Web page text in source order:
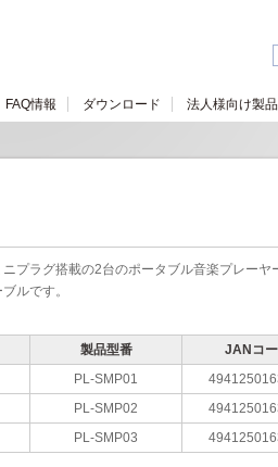
FAQ情報 ダウンロード 法人様向け製品
プラグ搭載の2台のポータブル音楽プレーヤ
ルです。
製品型番 JANコ
PL-SMP01
PL-SMP02
PL-SMP03